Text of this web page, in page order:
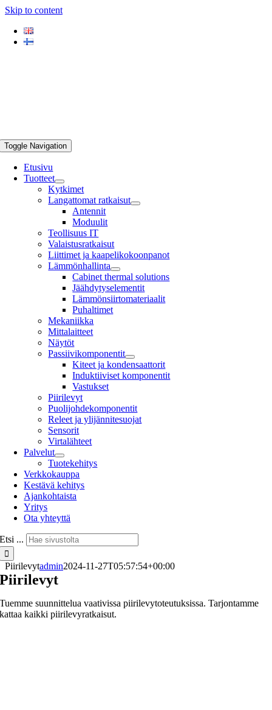
Skip to content
Toggle Navigation
Etusivu
Tuotteet
Kytkimet
Langattomat ratkaisut
Antennit
Moduulit
Teollisuus IT
Valaistusratkaisut
Liittimet ja kaapelikokoonpanot
Lämmönhallinta
Cabinet thermal solutions
Jäähdytyselementit
Lämmönsiirtomateriaalit
Puhaltimet
Mekaniikka
Mittalaitteet
Näytöt
Passiivikomponentit
Kiteet ja kondensaattorit
Induktiiviset komponentit
Vastukset
Piirilevyt
Puolijohdekomponentit
Releet ja ylijännitesuojat
Sensorit
Virtalähteet
Palvelut
Tuotekehitys
Verkkokauppa
Kestävä kehitys
Ajankohtaista
Yritys
Ota yhteyttä
Etsi ...
Piirilevytadmin2024-11-27T05:57:54+00:00
Piirilevyt
Tuemme suunnittelua vaativissa piirilevytoteutuksissa. Tarjontamme
kattaa kaikki piirilevyratkaisut.